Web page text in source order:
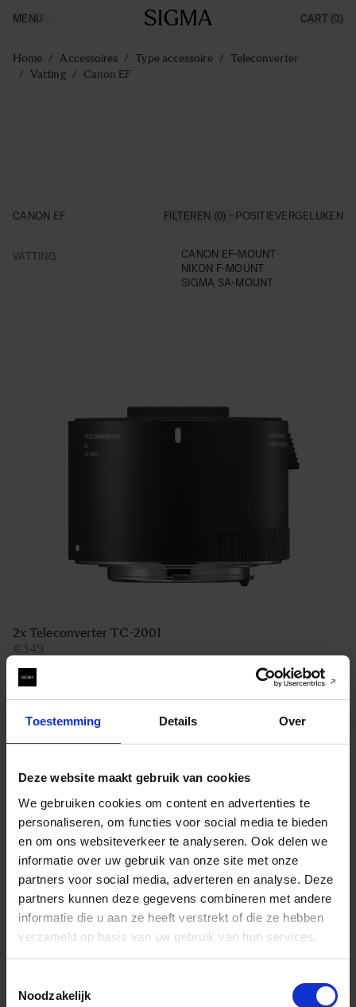
Toestemming Details Over
Deze website maakt gebruik van cookies
We gebruiken cookies om content en advertenties te
personaliseren, om functies voor social media te bieden
en om ons websiteverkeer te analyseren. Ook delen we
informatie over uw gebruik van onze site met onze
partners voor social media, adverteren en analyse. Deze
partners kunnen deze gegevens combineren met andere
informatie die u aan ze heeft verstrekt of die ze hebben
verzameld op basis van uw gebruik van hun services.
Noodzakelijk
Producten
Inspiratie
Nieuws
MENU CART (0)
Home / Accessoires / Type accessoire / Teleconverter
/ Vatting / Canon EF
CANON EF FILTEREN (0) POSITIEVERGELIJKEN
VATTINGFILTER
CANON EF-MOUNT
NIKON F-MOUNT
SIGMA SA-MOUNT
2x Teleconverter TC-2001
€349
1.4x Teleconverter TC-1401